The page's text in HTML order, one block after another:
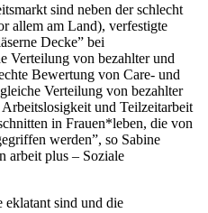
sind neben der schlecht
allem am Land), verfestigte
Decke” bei
Verteilung von bezahlter und
Bewertung von Care- und
Verteilung von bezahlter
und Teilzeitarbeit
in Frauen*leben, die von
werden”, so Sabine
arbeit plus – Soziale
eklatant sind und die